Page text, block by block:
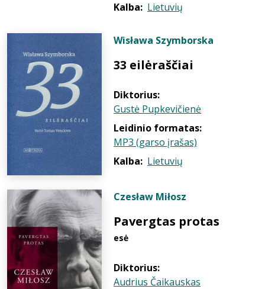
Kalba: Lietuvių
Wisława Szymborska
33 eilėraščiai
Diktorius:
Gustė Pupkevičienė
Leidinio formatas:
MP3 (garso įrašas)
Kalba: Lietuvių
Czesław Miłosz
Pavergtas protas
esė
Diktorius:
Audrius Čaikauskas